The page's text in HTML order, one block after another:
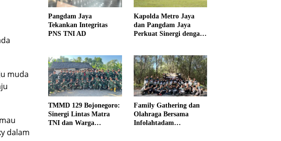
muda
dalam
Pangdam Jaya
Tekankan Integritas
PNS TNI AD
Kapolda Metro Jaya
dan Pangdam Jaya
Perkuat Sinergi dengan
TMMD 129 Bojonegoro:
Sinergi Lintas Matra
TNI dan Warga
Family Gathering dan
Olahraga Bersama
Infolahtadam